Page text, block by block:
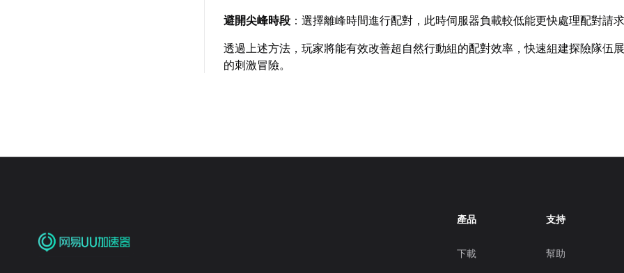
避開尖峰時段 ：選擇離峰時間進行配對，此時伺服器負載較低能更快處理配對請求
透過上述方法，玩家將能有效改善超自然行動組的配對效率，快速組建探險隊伍
的刺激冒險。
產品
下載
支持
幫助